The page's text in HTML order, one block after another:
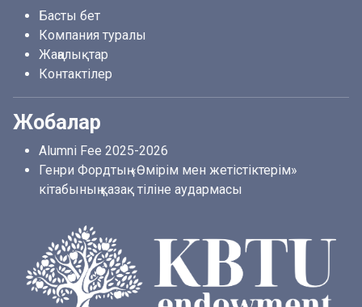
Басты бет
Компания туралы
Жаңалықтар
Контактілер
Жобалар
Alumni Fee 2025-2026
Генри Фордтың «Өмірім мен жетістіктерім»
кітабының қазақ тіліне аудармасы